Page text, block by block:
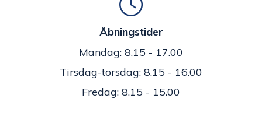
Åbningstider
Mandag: 8.15 - 17.00
Tirsdag-torsdag: 8.15 - 16.00
Fredag: 8.15 - 15.00